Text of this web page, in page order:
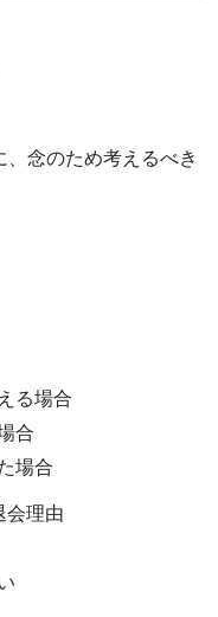
念のため考えるべき
る場合
合
場合
会理由